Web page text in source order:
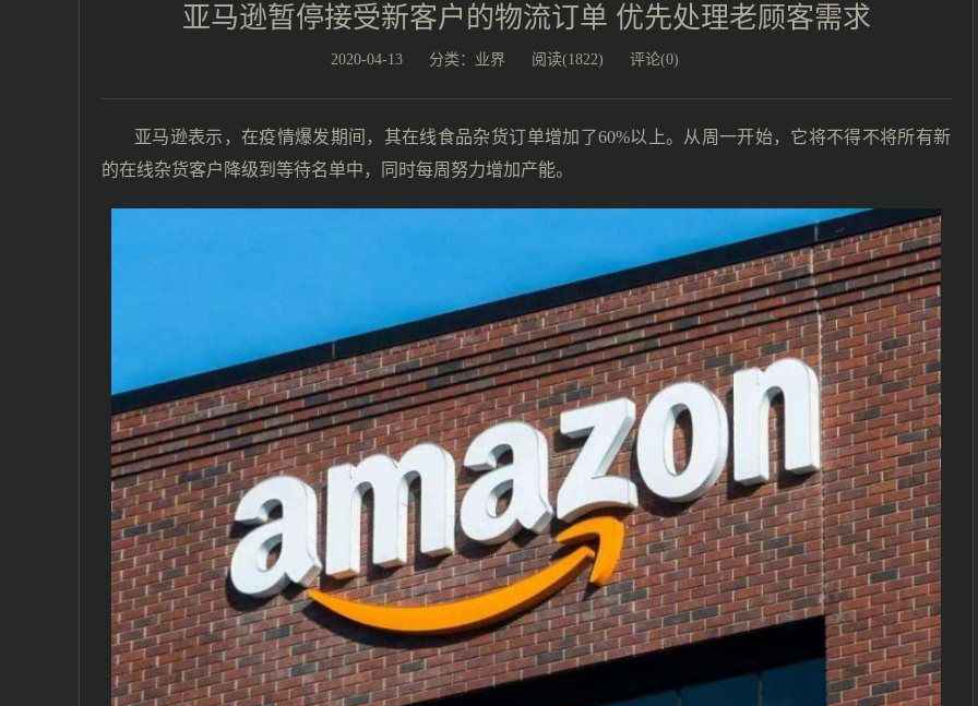
亚马逊暂停接受新客户的物流订单 优先处理老顾客需求
2020-04-13 分类： 业界 阅读(1822) 评论(0)
亚马逊表示，在疫情爆发期间，其在线食品杂货订单增加了60%以上。从周一开始，它将不得不将所有新
的在线杂货客户降级到等待名单中，同时每周努力增加产能。